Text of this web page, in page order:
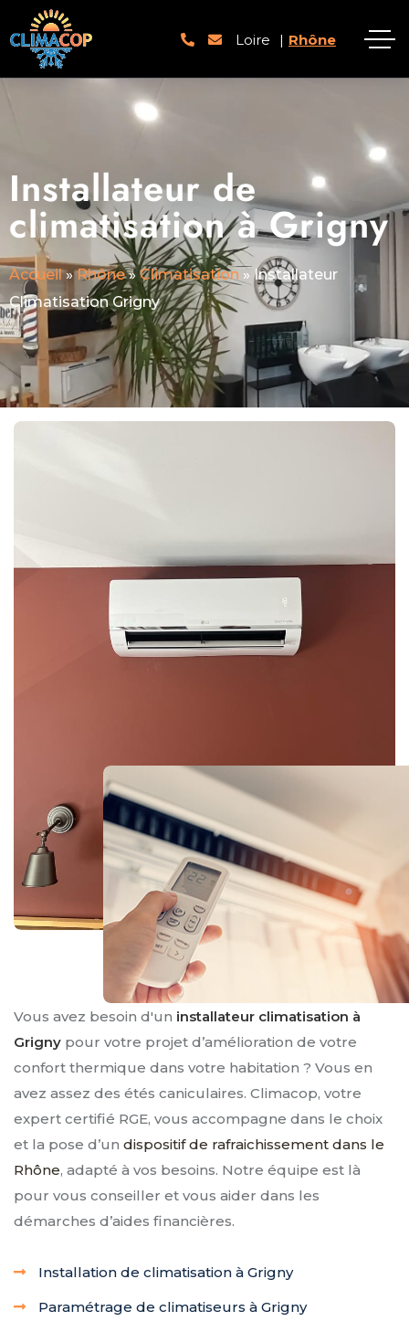
Installateur de
climatisation à Grigny
Accueil»Rhône» Climatisation » Installateur
Climatisation Grigny
Vous avez besoin d'un installateur climatisation à
Grigny pour votre projet d’amélioration de votre
confort thermique dans votre habitation ? Vous en
avez assez des étés caniculaires. Climacop, votre
expert certifié RGE, vous accompagne dans le choix
et la pose d’un dispositif de rafraichissement dans le
Rhône, adapté à vos besoins. Notre équipe est là
pour vous conseiller et vous aider dans les
démarches d’aides financières.
Installation de climatisation à Grigny
Paramétrage de climatiseurs à Grigny
Loire | Rhône